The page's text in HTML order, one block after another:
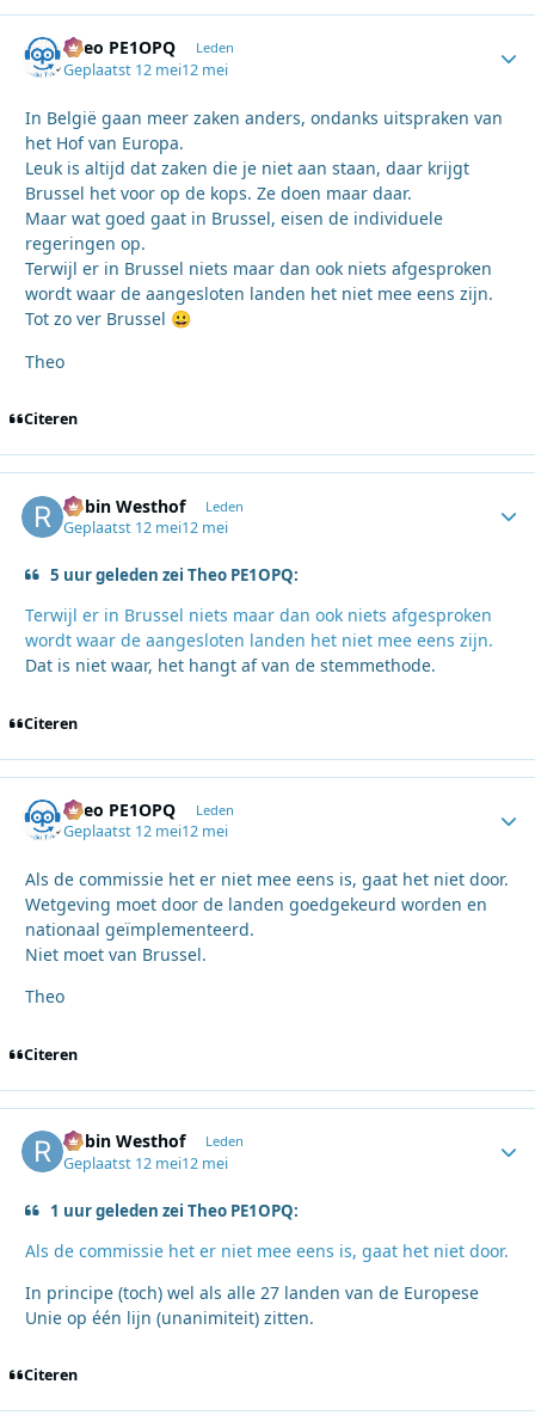
Theo PE1OPQ Leden
Geplaatst 12 mei12 mei
In België gaan meer zaken anders, ondanks uitspraken van
het Hof van Europa.
Leuk is altijd dat zaken die je niet aan staan, daar krijgt
Brussel het voor op de kops. Ze doen maar daar.
Maar wat goed gaat in Brussel, eisen de individuele
regeringen op.
Terwijl er in Brussel niets maar dan ook niets afgesproken
wordt waar de aangesloten landen het niet mee eens zijn.
Tot zo ver Brussel 😀
Theo
Citeren
Robin Westhof Leden
Geplaatst 12 mei12 mei
5 uur geleden zei Theo PE1OPQ:
Terwijl er in Brussel niets maar dan ook niets afgesproken
wordt waar de aangesloten landen het niet mee eens zijn.
Dat is niet waar, het hangt af van de stemmethode.
Citeren
Theo PE1OPQ Leden
Geplaatst 12 mei12 mei
Als de commissie het er niet mee eens is, gaat het niet door.
Wetgeving moet door de landen goedgekeurd worden en
nationaal geïmplementeerd.
Niet moet van Brussel.
Theo
Citeren
Robin Westhof Leden
Geplaatst 12 mei12 mei
1 uur geleden zei Theo PE1OPQ:
Als de commissie het er niet mee eens is, gaat het niet door.
In principe (toch) wel als alle 27 landen van de Europese
Unie op één lijn (unanimiteit) zitten.
Citeren